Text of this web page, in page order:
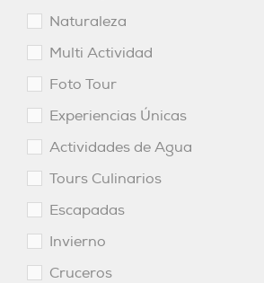
Naturaleza
Multi Actividad
Foto Tour
Experiencias Únicas
Actividades de Agua
Tours Culinarios
Escapadas
Invierno
Cruceros